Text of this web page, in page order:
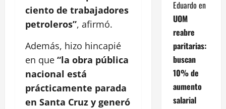
ciento de trabajadores
petroleros”, afirmó.
Además, hizo hincapié
en que “la obra pública
nacional está
prácticamente parada
en Santa Cruz y generó
Eduardo en
UOM
reabre
paritarias:
buscan
10% de
aumento
salarial